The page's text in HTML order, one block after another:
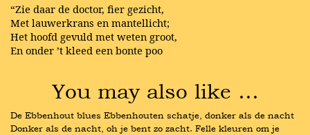
“Zie daar de doctor, fier gezicht,
Met lauwerkrans en mantellicht;
Het hoofd gevuld met weten groot,
En onder ’t kleed een bonte poo
You may also like …
De Ebbenhout blues Ebbenhouten schatje, donker als de nacht
Donker als de nacht, oh je bent zo zacht. Felle kleuren om je